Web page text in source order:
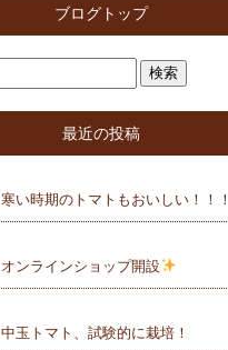
ブログトップ
最近の投稿
寒い時期のトマトもおいしい！！！
オンラインショップ開設
中玉トマト、試験的に栽培！